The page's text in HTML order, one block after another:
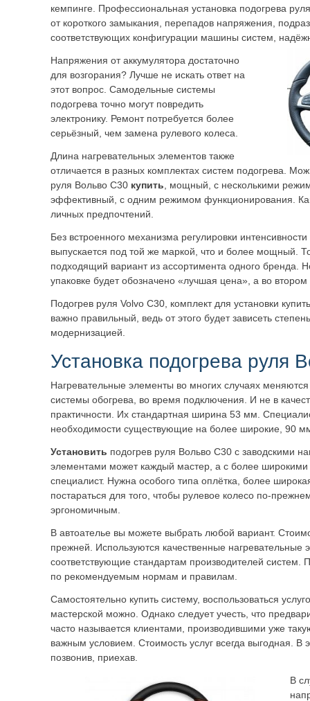
кемпинге. Профессиональная установка подогрева
от короткого замыкания, перепадов напряжения,
соответствующих конфигурации машины систем,
Напряжения от аккумулятора достаточно
для возгорания? Лучше не искать ответ на
этот вопрос. Самодельные системы
подогрева точно могут повредить
электронику. Ремонт потребуется более
серьёзный, чем замена рулевого колеса.
Длина нагревательных элементов также
отличается в разных комплектах систем подогрева.
руля Вольво С30 купить , мощный, с несколькими
эффективный, с одним режимом функционирования.
личных предпочтений.
Без встроенного механизма регулировки
выпускается под той же маркой, что и более мощный.
подходящий вариант из ассортимента одного бренда.
упаковке будет обозначено «лучшая цена», а во
Подогрев руля Volvo C30, комплект для установки
важно правильный, ведь от этого будет зависеть
модернизацией.
Установка подогрева руля
Нагревательные элементы во многих случаях меняются
системы обогрева, во время подключения. И не в
практичности. Их стандартная ширина 53 мм.
необходимости существующие на более широкие, 90
Установить подогрев руля Вольво С30 с заводскими
элементами может каждый мастер, а с более широкими
специалист. Нужна особого типа оплётка, более
постараться для того, чтобы рулевое колесо по-
эргономичным.
В автоателье вы можете выбрать любой вариант.
прежней. Используются качественные нагревательные
соответствующие стандартам производителей систем.
по рекомендуемым нормам и правилам.
Самостоятельно купить систему, воспользоваться
мастерской можно. Однако следует учесть, что
часто называется клиентами, производившими уже
важным условием. Стоимость услуг всегда выгодная. В
позвонив, приехав.
В